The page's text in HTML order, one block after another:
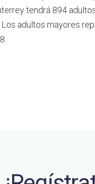
tendrá 894
Los adultos mayores